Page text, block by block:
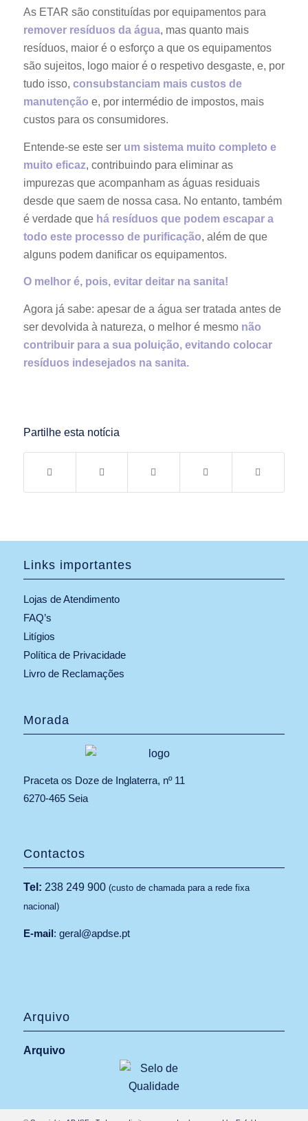
As ETAR são constituídas por equipamentos para
remover resíduos da água, mas quanto mais
resíduos, maior é o esforço a que os equipamentos
são sujeitos, logo maior é o respetivo desgaste, e, por
tudo isso, consubstanciam mais custos de
manutenção e, por intermédio de impostos, mais
custos para os consumidores.
Entende-se este ser um sistema muito completo e
muito eficaz, contribuindo para eliminar as
impurezas que acompanham as águas residuais
desde que saem de nossa casa. No entanto, também
é verdade que há resíduos que podem escapar a
todo este processo de purificação, além de que
alguns podem danificar os equipamentos.
O melhor é, pois, evitar deitar na sanita!
Agora já sabe: apesar de a água ser tratada antes de
ser devolvida à natureza, o melhor é mesmo não
contribuir para a sua poluição, evitando colocar
resíduos indesejados na sanita.
Partilhe esta notícia
Links importantes
Lojas de Atendimento
FAQ’s
Litígios
Política de Privacidade
Livro de Reclamações
Morada
Praceta os Doze de Inglaterra, nº 11
6270-465 Seia
Contactos
Tel: 238 249 900(custo de chamada para a rede fixa
nacional)
E-mail: geral@apdse.pt
Arquivo
Arquivo